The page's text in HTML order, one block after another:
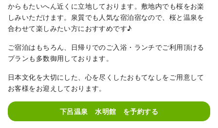
からもたいへん近くに立地しております。敷地内でも桜をお楽
しみいただけます。泉質でも人気な宿泊宿なので、桜と温泉を
合わせて楽しみたい方におすすめです♪
ご宿泊はもちろん、日帰りでのご入浴・ランチでご利用頂ける
プランも多数御用しております。
日本文化を大切にした、心を尽くしたおもてなしをご用意して
お客様をお迎えしております。
下呂温泉 水明館 を予約する